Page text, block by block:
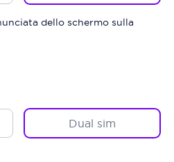
dello schermo sulla
Dual sim